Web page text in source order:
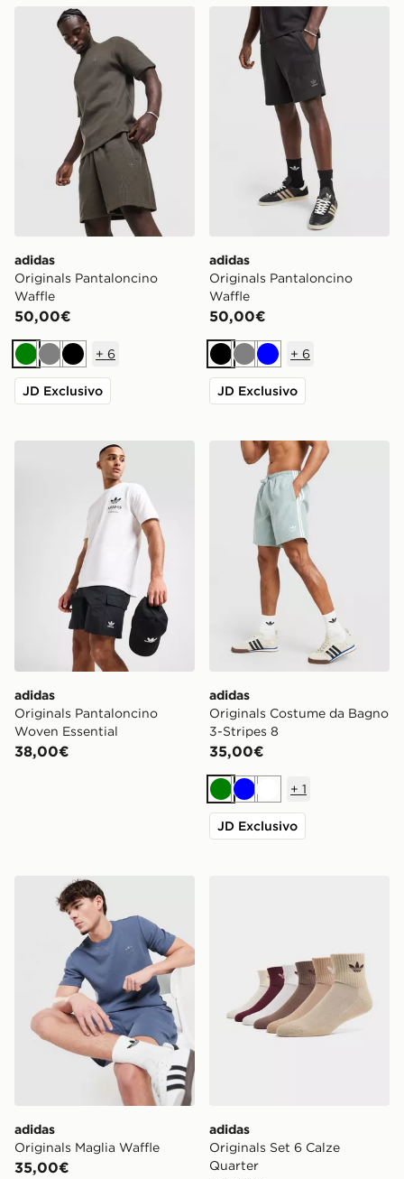
adidas Originals Pantaloncino Waffle
adidas
Originals Pantaloncino
Waffle
50,00€
VerdeGrigioNero
+ 6
JD Exclusivo
adidas Originals
adidas
Originals Pantaloncino
Waffle
50,00€
NeroGrigio
Blu
+ 6
JD Exclusivo
adidas Originals Pantaloncino Woven Essential
adidas
Originals Pantaloncino
Woven Essential
38,00€
adidas Originals Costume
adidas
Originals Costume da Bagno
3-Stripes 8
35,00€
Verde
BluBianco
+ 1
JD Exclusivo
adidas Originals Maglia Waffle
adidas
Originals Maglia Waffle
35,00€
adidas
Originals Set 6 Calze
Quarter